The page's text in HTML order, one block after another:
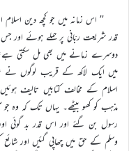
’’ اس زمانہ میں جو کچھ دین
قدر شریعت ربّانی پر حملے ہوئے اور جس
دوسرے زمانے میں بھی مل سکتی
میں ایک لاکھ کے قریب لوگوں نے
اسلام کے مخالف کتابیں تالیف
مذہب کو کھو بیٹھے۔ یہاں تک کہ وہ
رسول بن گئے اور اس قدر بد گوئی
وسلم کے حق میں چھاپی گئیں اور